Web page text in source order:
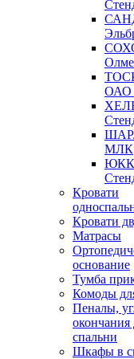
МЛК
Кровати
Кровати
Матрасы
основание
Тумба
Комоды
Пеналы,
окончания
спальни
Шкафы в